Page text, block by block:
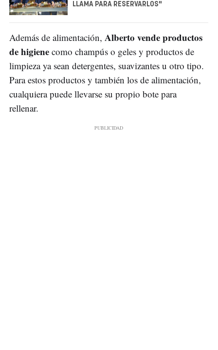
LLAMA PARA RESERVARLOS"
Además de alimentación, Alberto vende productos
de higiene como champús o geles y productos de
limpieza ya sean detergentes, suavizantes u otro tipo.
Para estos productos y también los de alimentación,
cualquiera puede llevarse su propio bote para
rellenar.